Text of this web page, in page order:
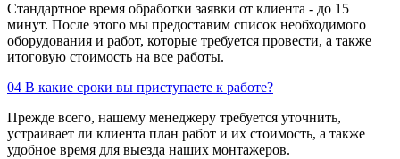
Стандартное время обработки заявки от клиента - до 15
минут. После этого мы предоставим список необходимого
оборудования и работ, которые требуется провести, а также
итоговую стоимость на все работы.
04 В какие сроки вы приступаете к работе?
Прежде всего, нашему менеджеру требуется уточнить,
устраивает ли клиента план работ и их стоимость, а также
удобное время для выезда наших монтажеров.